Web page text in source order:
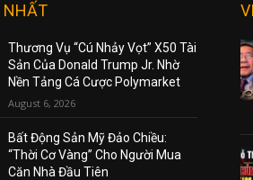
NHẤT
Thương Vụ “Cú Nhảy Vọt” X50 Tài
Sản Của Donald Trump Jr. Nhờ
Nền Tảng Cá Cược Polymarket
August 6, 2026
Bất Động Sản Mỹ Đảo Chiều:
“Thời Cơ Vàng” Cho Người Mua
Căn Nhà Đầu Tiên